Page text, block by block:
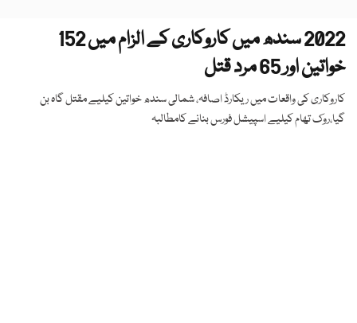
2022 سندھ میں کاروکاری کے الزام میں 152
خواتین اور 65 مرد قتل
کاروکاری کی واقعات میں ریکارڈ اصافہ، شمالی سندھ خواتین کیلیے مقتل گاہ بن
گیا،روک تھام کیلیے اسپیشل فورس بنانے کامطالبہ